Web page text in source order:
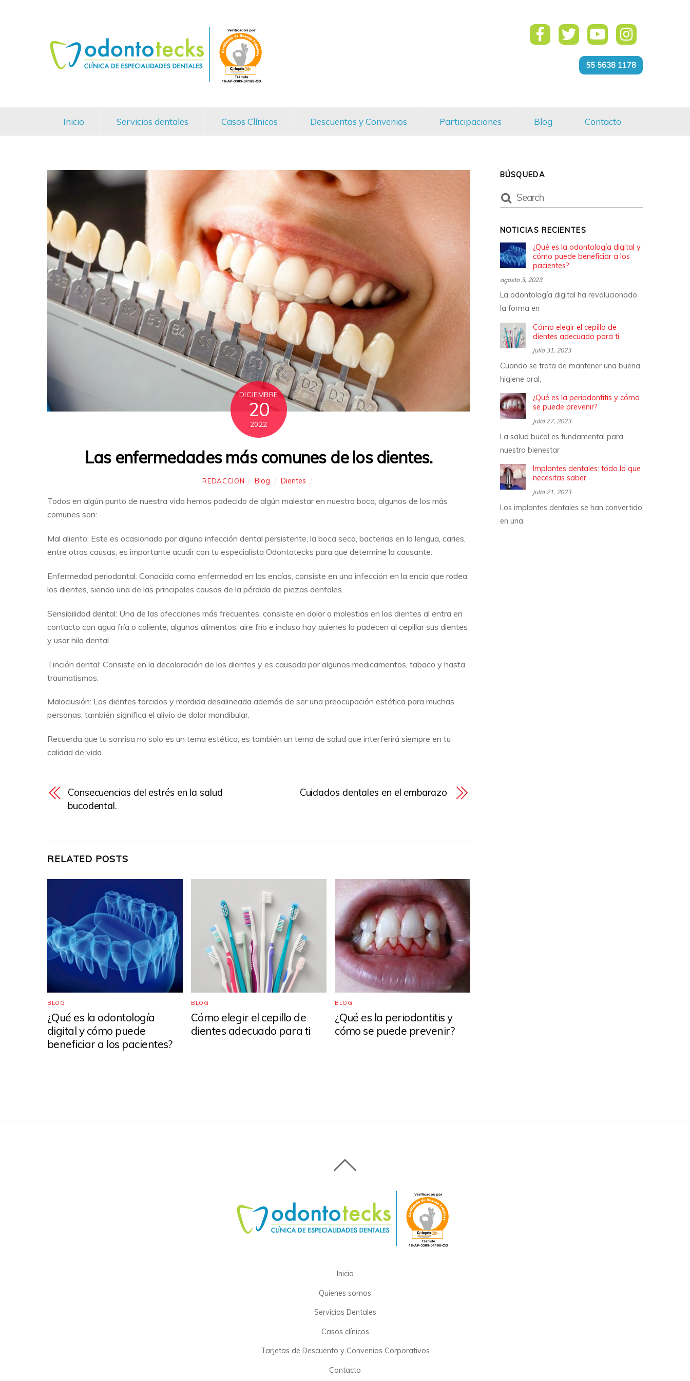
Inicio Servicios dentales Casos Clínicos Descuentos y Convenios Participaciones Blog Contacto
55 5638 1178
DICIEMBRE
20
2022
Las enfermedades más comunes de los dientes.
REDACCION Blog Dientes
Todos en algún punto de nuestra vida hemos padecido de algún malestar en nuestra boca, algunos de los más
comunes son:
Mal aliento: Este es ocasionado por alguna infección dental persistente, la boca seca, bacterias en la lengua, caries,
entre otras causas; es importante acudir con tu especialista Odontotecks para que determine la causante.
Enfermedad periodontal: Conocida como enfermedad en las encías, consiste en una infección en la encía que rodea
los dientes, siendo una de las principales causas de la pérdida de piezas dentales.
Sensibilidad dental: Una de las afecciones más frecuentes, consiste en dolor o molestias en los dientes al entra en
contacto con agua fría o caliente, algunos alimentos, aire frío e incluso hay quienes lo padecen al cepillar sus dientes
y usar hilo dental.
Tinción dental: Consiste en la decoloración de los dientes y es causada por algunos medicamentos, tabaco y hasta
traumatismos.
Maloclusión: Los dientes torcidos y mordida desalineada además de ser una preocupación estética para muchas
personas, también significa el alivio de dolor mandibular.
Recuerda que tu sonrisa no solo es un tema estético, es también un tema de salud que interferirá siempre en tu
calidad de vida.
Consecuencias del estrés en la salud
bucodental.
Cuidados dentales en el embarazo
RELATED POSTS
BLOG
¿Qué es la odontología
digital y cómo puede
beneficiar a los pacientes?
BLOG
Cómo elegir el cepillo de
dientes adecuado para ti
BLOG
¿Qué es la periodontitis y
cómo se puede prevenir?
BÚSQUEDA
NOTICIAS RECIENTES
¿Qué es la odontología digital y
cómo puede beneficiar a los
pacientes?
agosto 3, 2023
La odontología digital ha revolucionado
la forma en
Cómo elegir el cepillo de
dientes adecuado para ti
julio 31, 2023
Cuando se trata de mantener una buena
higiene oral,
¿Qué es la periodontitis y cómo
se puede prevenir?
julio 27, 2023
La salud bucal es fundamental para
nuestro bienestar
Implantes dentales: todo lo que
necesitas saber
julio 21, 2023
Los implantes dentales se han convertido
en una
Inicio
Quienes somos
Servicios Dentales
Casos clínicos
Tarjetas de Descuento y Convenios Corporativos
Contacto